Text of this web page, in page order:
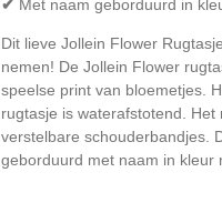
✔ Met naam geborduurd in
Dit lieve Jollein Flower
nemen! De Jollein Flower
speelse print van bloemetjes.
rugtasje is waterafstotend.
verstelbare schouderbandjes.
geborduurd met naam in kleur